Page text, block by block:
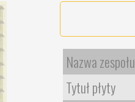
Nazwa zespołu
Tytuł płyty